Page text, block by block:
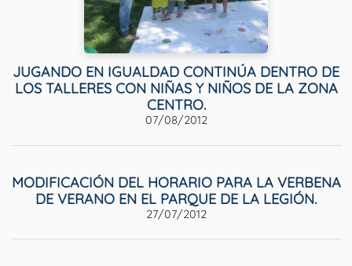
JUGANDO EN IGUALDAD CONTINÚA DENTRO DE
LOS TALLERES CON NIÑAS Y NIÑOS DE LA ZONA
CENTRO.
07/08/2012
MODIFICACIÓN DEL HORARIO PARA LA VERBENA
DE VERANO EN EL PARQUE DE LA LEGIÓN.
27/07/2012